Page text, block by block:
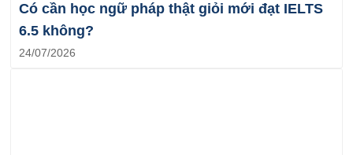
Có cần học ngữ pháp thật giỏi mới đạt IELTS
6.5 không?
24/07/2026